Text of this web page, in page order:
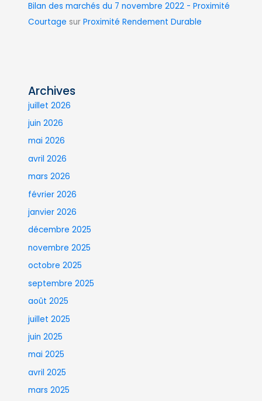
Bilan des marchés du 7 novembre 2022 - Proximité
Courtage surProximité Rendement Durable
Archives
juillet 2026
juin 2026
mai 2026
avril 2026
mars 2026
février 2026
janvier 2026
décembre 2025
novembre 2025
octobre 2025
septembre 2025
août 2025
juillet 2025
juin 2025
mai 2025
avril 2025
mars 2025